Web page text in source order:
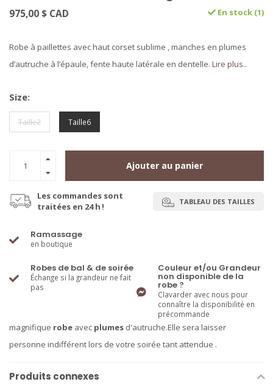
975,00 $ CAD En stock (1)
Robe à paillettes avec haut corset sublime , manches en plumes
d’autruche à l’épaule, fente haute latérale en dentelle. Lire plus..
Size:
Taille2 Taille6
Ajouter au panier
Les commandes sont
traitées en 24 h !
TABLEAU DES TAILLES
Ramassage
en boutique
Robes de bal & de soirée
Échange si la grandeur ne fait
pas
Couleur et/ou Grandeur
non disponible de la
robe ?
Clavarder avec nous pour
connaître la disponibilité en
précommande
magnifique robe avec plumes d'autruche.Elle sera laisser
personne indifférent lors de votre soirée tant attendue .
Produits connexes